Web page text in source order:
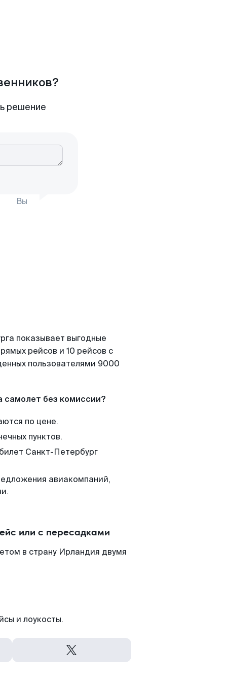
решение
Вы
показывает выгодные
рейсов и 10 рейсов с
пользователями 9000
самолет без комиссии?
по цене.
пунктов.
Санкт-Петербург
авиакомпаний,
или с пересадками
в страну Ирландия двумя
и лоукосты.